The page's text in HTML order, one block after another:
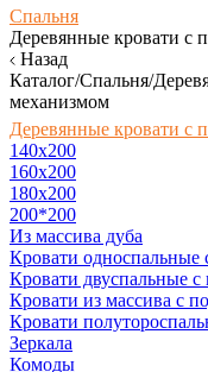
Спальня
Деревянные кровати с
Назад
Каталог/Спальня/
механизмом
Деревянные кровати с
140x200
160х200
180х200
200*200
Из массива дуба
Кровати
Кровати двуспальные
Кровати из массива с
Кровати
Зеркала
Комоды